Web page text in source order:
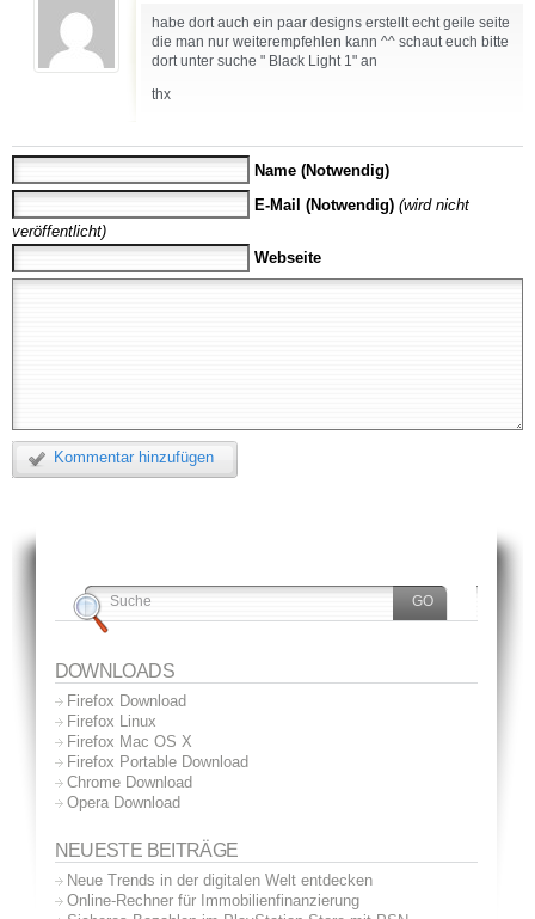
habe dort auch ein paar designs erstellt echt geile seite
die man nur weiterempfehlen kann ^^ schaut euch bitte
dort unter suche " Black Light 1" an
thx
Name (Notwendig)
E-Mail (Notwendig) (wird nicht
veröffentlicht)
Webseite
Kommentar hinzufügen
DOWNLOADS
Firefox Download
Firefox Linux
Firefox Mac OS X
Firefox Portable Download
Chrome Download
Opera Download
NEUESTE BEITRÄGE
Neue Trends in der digitalen Welt entdecken
Online-Rechner für Immobilienfinanzierung